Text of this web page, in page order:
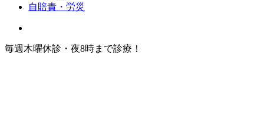
自賠責・労災
毎週木曜休診・夜8時まで診療！